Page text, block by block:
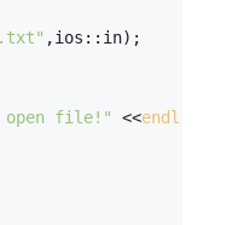
,ios::in);
open file!" <<endl